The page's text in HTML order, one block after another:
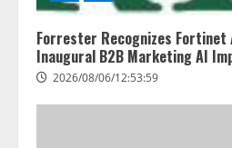
Forrester Recognizes Fortinet
Inaugural B2B Marketing AI
2026/08/06/12:53:59